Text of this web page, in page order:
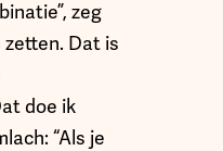
zeg
Dat is
doe ik
“Als je